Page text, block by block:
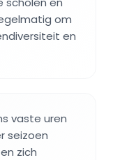
om
en
vaste uren
seizoen
zich